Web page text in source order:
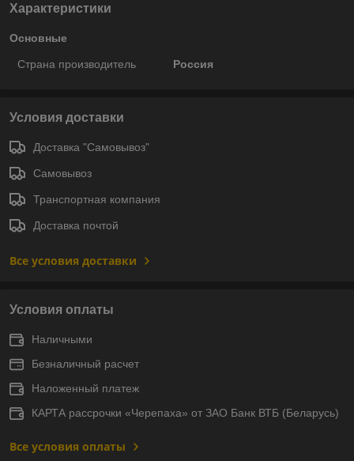
Характеристики
Основные
Страна производитель Россия
Условия доставки
Доставка "Самовывоз"
Самовывоз
Транспортная компания
Доставка почтой
Все условия доставки
Условия оплаты
Наличными
Безналичный расчет
Наложенный платеж
КАРТА рассрочки «Черепаха» от ЗАО Банк ВТБ (Беларусь)
Все условия оплаты